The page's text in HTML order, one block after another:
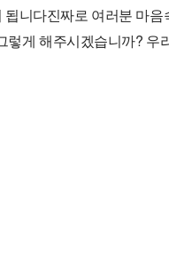
됩니다진짜로 여러분 마음
렇게 해주시겠습니까? 우